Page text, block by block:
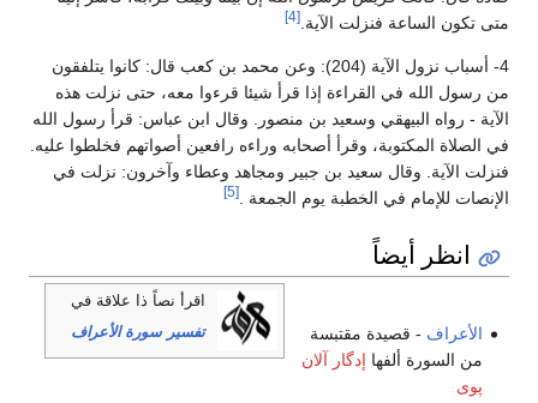
متى تكون الساعة فنزلت الآية. [4]
4- أسباب نزول الآية (204): وعن محمد بن كعب قال: كانوا يتلفقون
من رسول الله في القراءة إذا قرأ شيئا قرءوا معه، حتى نزلت هذه
الآية - رواه البيهقي وسعيد بن منصور. وقال ابن عباس: قرأ رسول الله
في الصلاة المكتوبة، وقرأ أصحابه وراءه رافعين أصواتهم فخلطوا عليه.
فنزلت الآية. وقال سعيد بن جبير ومجاهد وعطاء وآخرون: نزلت في
الإنصات للإمام في الخطبة يوم الجمعة .
[5]
انظر أيضاً
اقرأ نصاً ذا علاقة في
تفسير سورة الأعراف
الأعراف - قصيدة مقتبسة
من السورة ألفها إدگار آلان
پوى